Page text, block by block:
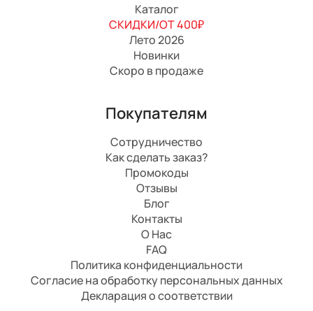
Каталог
СКИДКИ/ОТ 400₽
Лето 2026
Новинки
Скоро в продаже
Покупателям
Сотрудничество
Как сделать заказ?
Промокоды
Отзывы
Блог
Контакты
О Нас
FAQ
Политика конфиденциальности
Согласие на обработку персональных данных
Декларация о соответствии